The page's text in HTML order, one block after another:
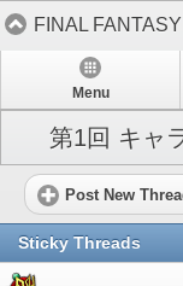
FINAL
Menu
第1回 キャ
Post New
Sticky Threads